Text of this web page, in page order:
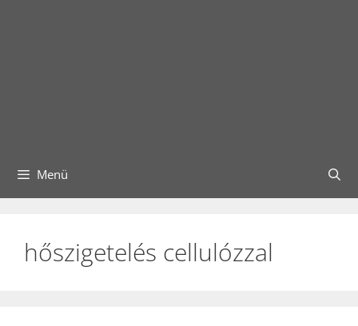
Menü
hőszigetelés cellulózzal